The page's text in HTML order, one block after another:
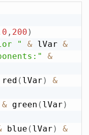
0 , 200 )
" & lVar &
&
( lVar )
&
& green ( lVar )
blue ( lVar )
&